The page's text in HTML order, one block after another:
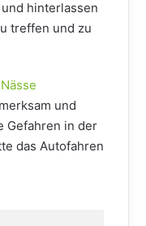
hinterlassen
treffen und zu
und
Gefahren in der
das Autofahren